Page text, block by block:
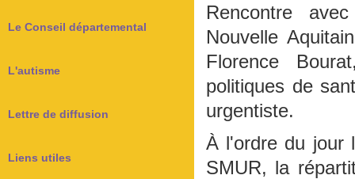
Le Conseil départemental
L'autisme
Lettre de diffusion
Liens utiles
Rencontre
Nouvelle
Florence
politiques de
urgentiste.
À l'ordre du jour
SMUR, la